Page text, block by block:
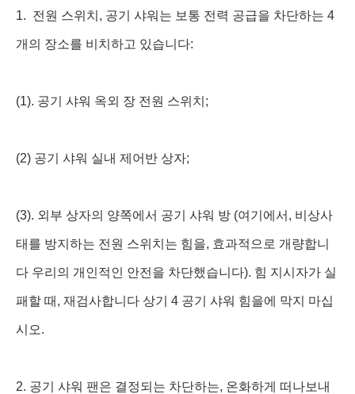
1. 전원 스위치, 공기 샤워는 보통 전력 공급을 차단하는 4
개의 장소를 비치하고 있습니다:
(1). 공기 샤워 옥외 장 전원 스위치;
(2) 공기 샤워 실내 제어반 상자;
(3). 외부 상자의 양쪽에서 공기 샤워 방 (여기에서, 비상사
태를 방지하는 전원 스위치는 힘을, 효과적으로 개량합니
다 우리의 개인적인 안전을 차단했습니다). 힘 지시자가 실
패할 때, 재검사합니다 상기 4 공기 샤워 힘을에 막지 마십
시오.
2. 공기 샤워 팬은 결정되는 차단하는, 온화하게 떠나보내